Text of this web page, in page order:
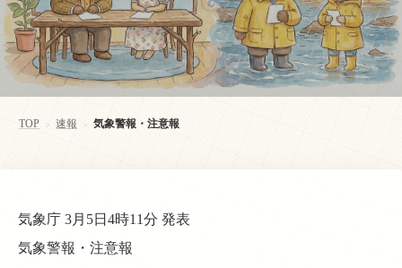
TOP > 速報 > 気象警報・注意報
気象庁 3月5日4時11分 発表
気象警報・注意報